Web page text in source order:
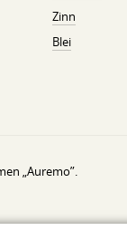
Zinn
Blei
„Auremo”.